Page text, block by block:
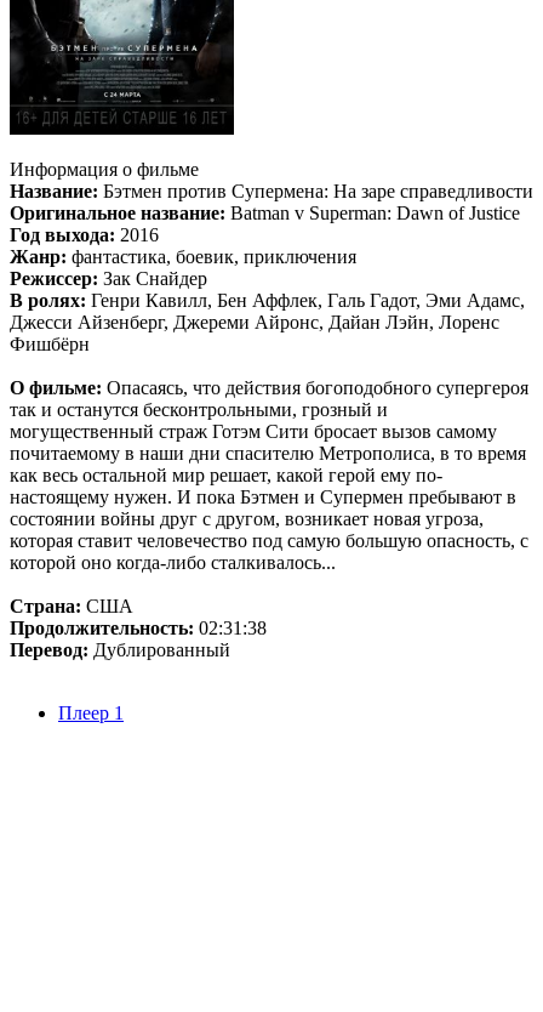
Информация о фильме
Название: Бэтмен против Супермена: На заре справедливости
Оригинальное название: Batman v Superman: Dawn of Justice
Год выхода: 2016
Жанр: фантастика, боевик, приключения
Режиссер: Зак Снайдер
В ролях: Генри Кавилл, Бен Аффлек, Галь Гадот, Эми Адамс,
Джесси Айзенберг, Джереми Айронс, Дайан Лэйн, Лоренс
Фишбёрн
О фильме: Опасаясь, что действия богоподобного супергероя
так и останутся бесконтрольными, грозный и
могущественный страж Готэм Сити бросает вызов самому
почитаемому в наши дни спасителю Метрополиса, в то время
как весь остальной мир решает, какой герой ему по-
настоящему нужен. И пока Бэтмен и Супермен пребывают в
состоянии войны друг с другом, возникает новая угроза,
которая ставит человечество под самую большую опасность, с
которой оно когда-либо сталкивалось...
Страна: США
Продолжительность: 02:31:38
Перевод: Дублированный
Плеер 1